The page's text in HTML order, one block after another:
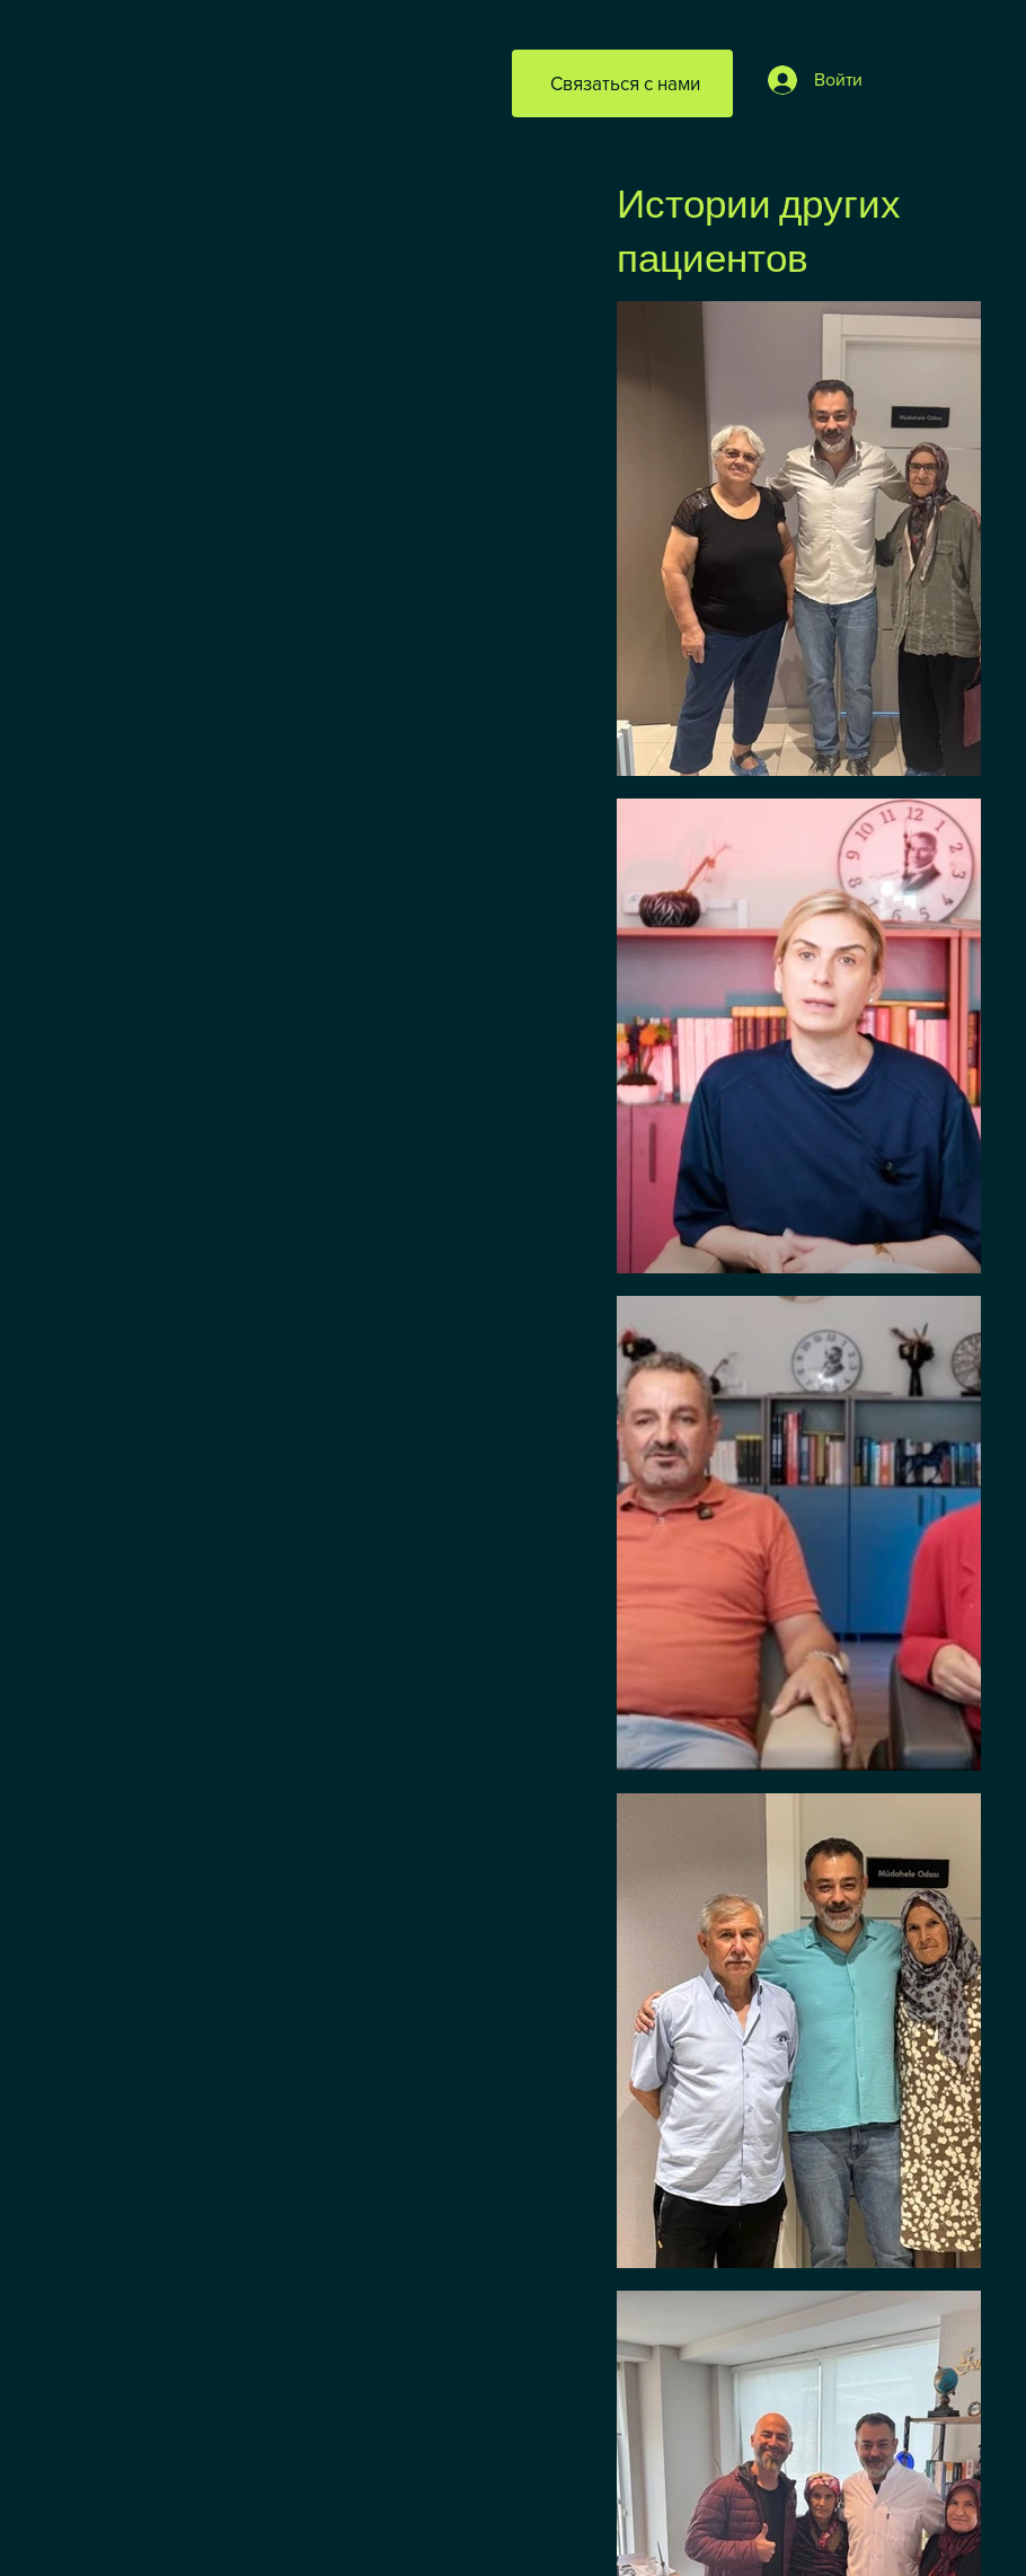
Связаться с нами Войти
Истории других
пациентов